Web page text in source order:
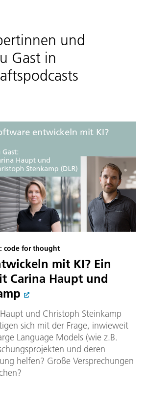
und
Gast in
code for thought
mit KI? Ein
Carina Haupt und
und Christoph Steinkamp
sich mit der Frage, inwieweit
Language Models (wie z.B.
und deren
helfen? Große Versprechungen